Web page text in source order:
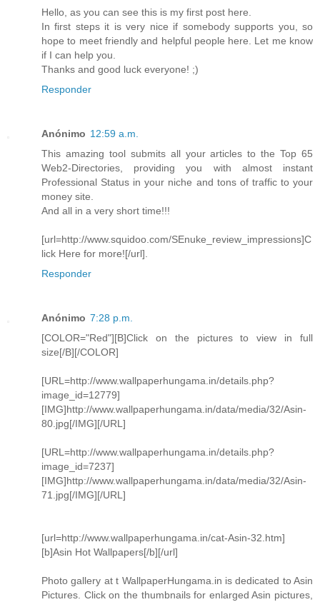
Hello, as you can see this is my first post here.
In first steps it is very nice if somebody supports you, so
hope to meet friendly and helpful people here. Let me know
if I can help you.
Thanks and good luck everyone! ;)
Responder
Anónimo 12:59 a.m.
This amazing tool submits all your articles to the Top 65
Web2-Directories, providing you with almost instant
Professional Status in your niche and tons of traffic to your
money site.
And all in a very short time!!!
[url=http://www.squidoo.com/SEnuke_review_impressions]C
lick Here for more![/url].
Responder
Anónimo 7:28 p.m.
[COLOR="Red"][B]Click on the pictures to view in full
size[/B][/COLOR]
[URL=http://www.wallpaperhungama.in/details.php?
image_id=12779]
[IMG]http://www.wallpaperhungama.in/data/media/32/Asin-
80.jpg[/IMG][/URL]
[URL=http://www.wallpaperhungama.in/details.php?
image_id=7237]
[IMG]http://www.wallpaperhungama.in/data/media/32/Asin-
71.jpg[/IMG][/URL]
[url=http://www.wallpaperhungama.in/cat-Asin-32.htm]
[b]Asin Hot Wallpapers[/b][/url]
Photo gallery at t WallpaperHungama.in is dedicated to Asin
Pictures. Click on the thumbnails for enlarged Asin pictures,